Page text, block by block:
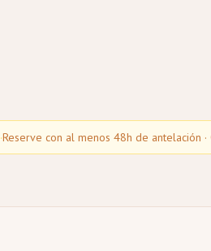
·Reserve con al menos 48h de antelación